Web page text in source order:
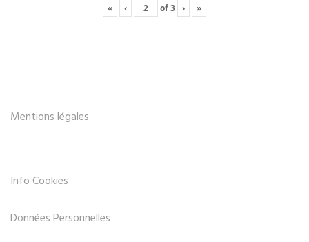
« ‹ of3 › »
Mentions légales
Info Cookies
Données Personnelles